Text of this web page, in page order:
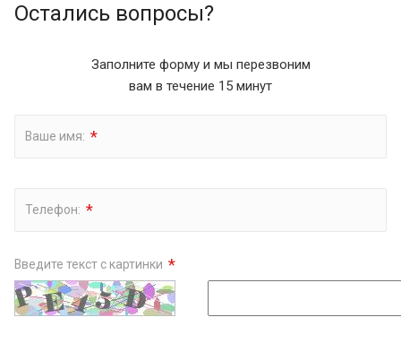
Остались вопросы?
Заполните форму и мы перезвоним
вам в течение 15 минут
Ваше имя: *
Телефон: *
Введите текст с картинки *